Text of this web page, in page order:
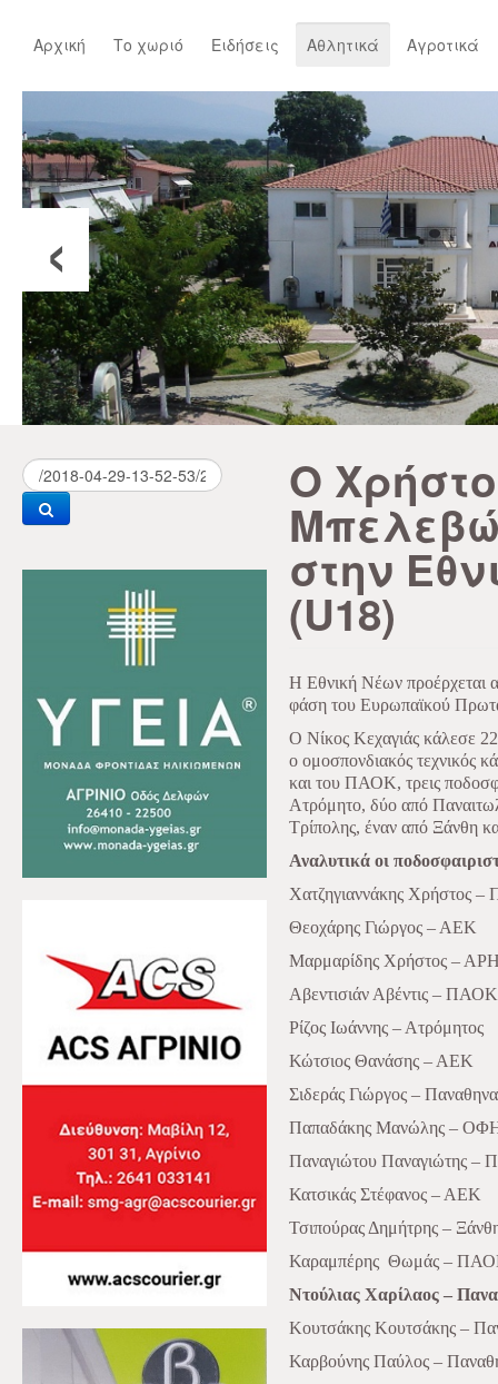
Αρχική Το χωριό Ειδήσεις Αθλητικά Αγροτικά
‹
Ο
στην
(U18)
Η Εθνική Νέων προέρχεται
φάση του Ευρωπαϊκού
Ο Νίκος Κεχαγιάς κάλεσε
ο ομοσπονδιακός τεχνικός
και του ΠΑΟΚ, τρεις
Ατρόμητο, δύο από
Τρίπολης, έναν από Ξάνθη
Αναλυτικά οι
Χατζηγιαννάκης Χρήστος –
Θεοχάρης Γιώργος – ΑΕΚ
Μαρμαρίδης Χρήστος –
Αβεντισιάν Αβέντις – ΠΑΟΚ
Ρίζος Ιωάννης – Ατρόμητος
Κώτσιος Θανάσης – ΑΕΚ
Σιδεράς Γιώργος –
Παπαδάκης Μανώλης –
Παναγιώτου Παναγιώτης
Κατσικάς Στέφανος – ΑΕΚ
Τσιπούρας Δημήτρης –
Καραμπέρης Θωμάς –
Ντούλιας Χαρίλαος –
Κουτσάκης Κουτσάκης –
Καρβούνης Παύλος –